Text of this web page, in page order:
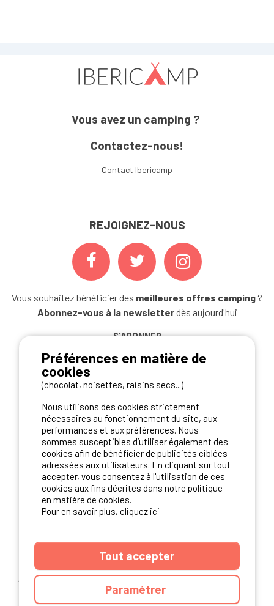
Vous avez un camping ?
Contactez-nous!
Contact Ibericamp
REJOIGNEZ-NOUS
Vous souhaitez bénéficier des meilleures offres camping ?
Abonnez-vous à la newsletterdès aujourd'hui
S'ABONNER
NOS PARTENAIRES
ANNUAIRE CGU DU SITE MENTIONS LEGALES
COOKIES
CHARTE DE CONFIDENTIALITÉ
Préférences en matière de
cookies
(chocolat, noisettes, raisins secs...)
Nous utilisons des cookies strictement
nécessaires au fonctionnement du site, aux
performances et aux préférences. Nous
sommes susceptibles d’utiliser également des
cookies afin de bénéficier de publicités ciblées
adressées aux utilisateurs. En cliquant sur tout
accepter, vous consentez à l'utilisation de ces
cookies aux fins décrites dans notre politique
en matière de cookies.
Pour en savoir plus, cliquez ici
Tout accepter
Paramétrer